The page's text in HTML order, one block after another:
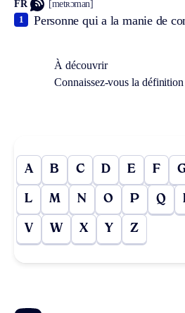
FR [metʀɔman]
Personne qui a la manie de
1
À découvrir
Connaissez-vous la
A B C D E F
L M N O P Q
V W X Y Z